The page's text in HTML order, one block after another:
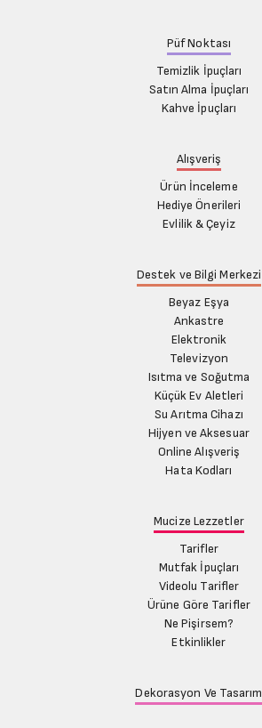
Püf Noktası
Temizlik İpuçları
Satın Alma İpuçları
Kahve İpuçları
Alışveriş
Ürün İnceleme
Hediye Önerileri
Evlilik & Çeyiz
Destek ve Bilgi Merkezi
Beyaz Eşya
Ankastre
Elektronik
Televizyon
Isıtma ve Soğutma
Küçük Ev Aletleri
Su Arıtma Cihazı
Hijyen ve Aksesuar
Online Alışveriş
Hata Kodları
Mucize Lezzetler
Tarifler
Mutfak İpuçları
Videolu Tarifler
Ürüne Göre Tarifler
Ne Pişirsem?
Etkinlikler
Dekorasyon Ve Tasarım